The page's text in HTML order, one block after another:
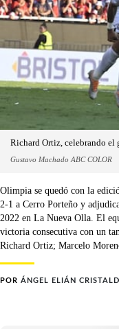
Richard Ortiz, celebrando el
Gustavo Machado ABC COLOR
Olimpia se quedó con la
2-1 a Cerro Porteño y
2022 en La Nueva Olla. El
victoria consecutiva con un
Richard Ortiz; Marcelo
POR ÁNGEL ELIÁN